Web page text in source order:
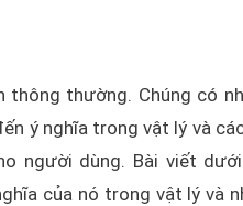
thường. Chúng có
ý nghĩa trong vật lý và
người dùng. Bài viết
của nó trong vật lý và